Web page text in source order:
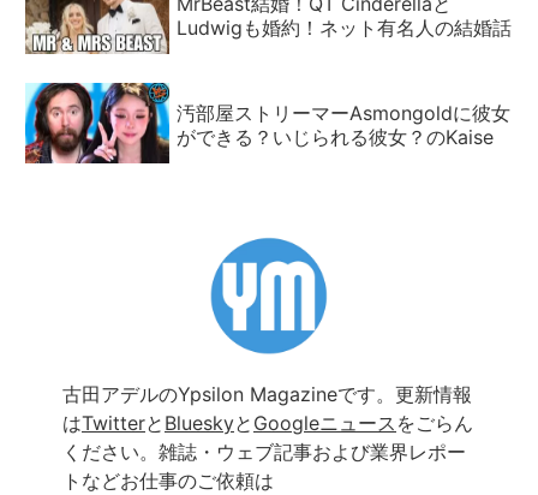
Ludwigも婚約！ネット有名人の結婚話
汚部屋ストリーマーAsmongoldに彼女
ができる？いじられる彼女？のKaise
古田アデルのYpsilon Magazineです。更新情報
はTwitterと Blueskyと Googleニュース をごらん
ください。雑誌・ウェブ記事および業界レポー
トなどお仕事のご依頼は